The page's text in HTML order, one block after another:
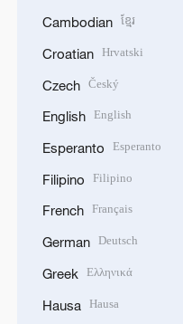
Cambodian ខ្មែរ
Croatian Hrvatski
Czech Český
English English
Esperanto Esperanto
Filipino Filipino
French Français
German Deutsch
Greek Ελληνικά
Hausa Hausa